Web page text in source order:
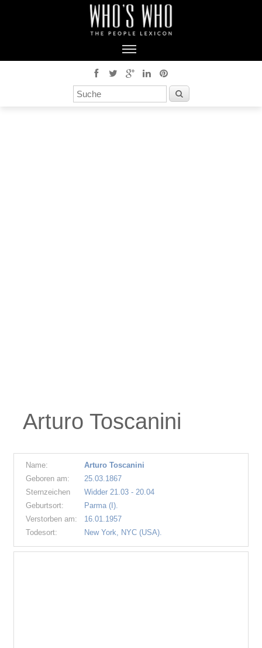
Arturo Toscanini
Name:
Arturo Toscanini
Geboren am:
25.03.1867
Sternzeichen
Widder 21.03 - 20.04
Geburtsort:
Parma (I).
Verstorben am:
16.01.1957
Todesort:
New York, NYC (USA).